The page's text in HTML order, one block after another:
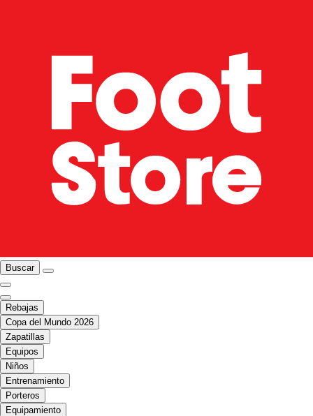
Buscar
Rebajas
Copa del Mundo 2026
Zapatillas
Equipos
Niños
Entrenamiento
Porteros
Equipamiento